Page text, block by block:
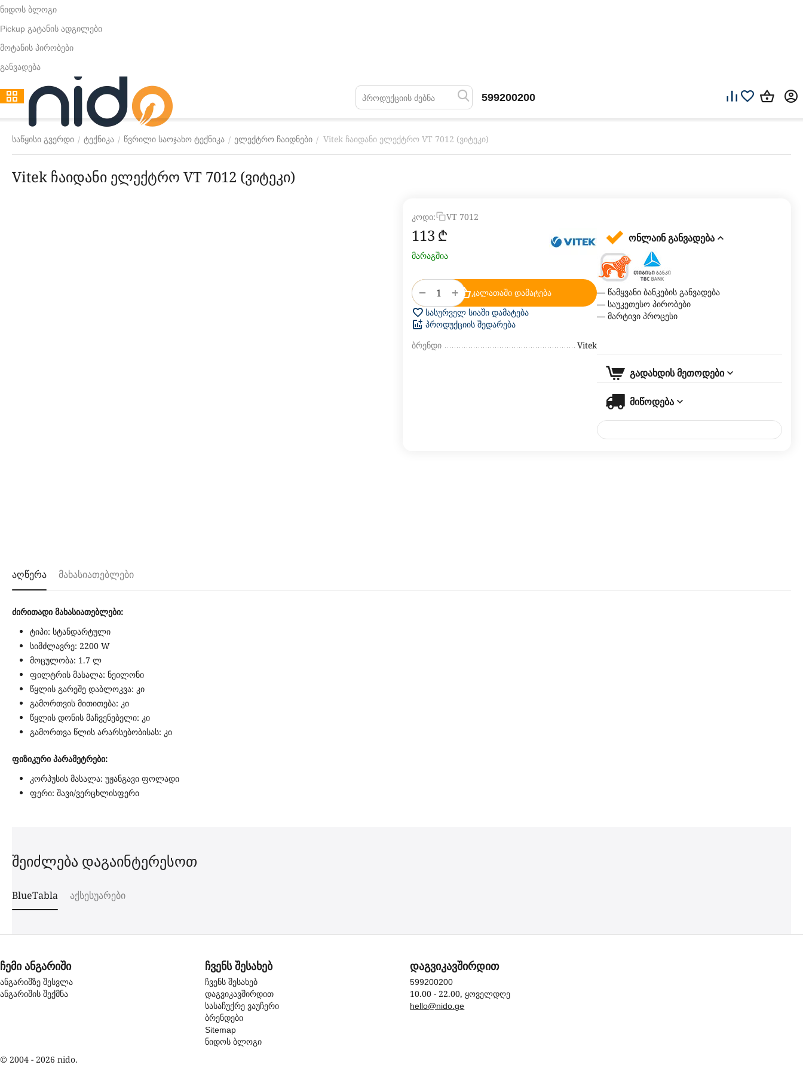
ნიდოს ბლოგი
Pickup გატანის ადგილები
მოტანის პირობები
განვადება
599200200
საწყისი გვერდი / ტექნიკა / წვრილი საოჯახო ტექნიკა / ელექტრო ჩაიდნები / Vitek ჩაიდანი ელექტრო VT 7012 (ვიტეკი)
Vitek ჩაიდანი ელექტრო VT 7012 (ვიტეკი)
კოდი: VT 7012
‍113‍ ₾
მარაგშია
+
− კალათაში დამატება
სასურველ სიაში დამატება
პროდუქციის შედარება
ბრენდი Vitek
ონლაინ განვადება
— წამყვანი ბანკების განვადება
— საუკეთესო პირობები
— მარტივი პროცესი
გადახდის მეთოდები
მიწოდება
აღწერა მახასიათებლები
ძირითადი მახასიათებლები:
ტიპი: სტანდარტული
სიმძლავრე: 2200 W
მოცულობა: 1.7 ლ
ფილტრის მასალა: ნეილონი
წყლის გარეშე დაბლოკვა: კი
გამორთვის მითითება: კი
წყლის დონის მაჩვენებელი: კი
გამორთვა წლის არარსებობისას: კი
ფიზიკური პარამეტრები:
კორპუსის მასალა: უჟანგავი ფოლადი
ფერი: შავი/ვერცხლისფერი
შეიძლება დაგაინტერესოთ
BlueTabla აქსესუარები
ჩემი ანგარიში
ანგარიშზე შესვლა
ანგარიშის შექმნა
ჩვენს შესახებ
ჩვენს შესახებ
დაგვიკავშირდით
სასაჩუქრე ვაუჩერი
ბრენდები
Sitemap
ნიდოს ბლოგი
დაგვიკავშირდით
599200200
10.00 - 22.00, ყოველდღე
hello@nido.ge
© 2004 - 2026 nido.